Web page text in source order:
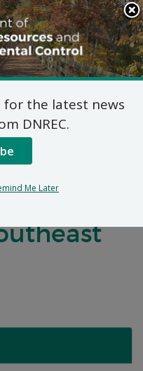
Search
This
Site
Admin.
De
for the latest news
DNREC.
Me Later